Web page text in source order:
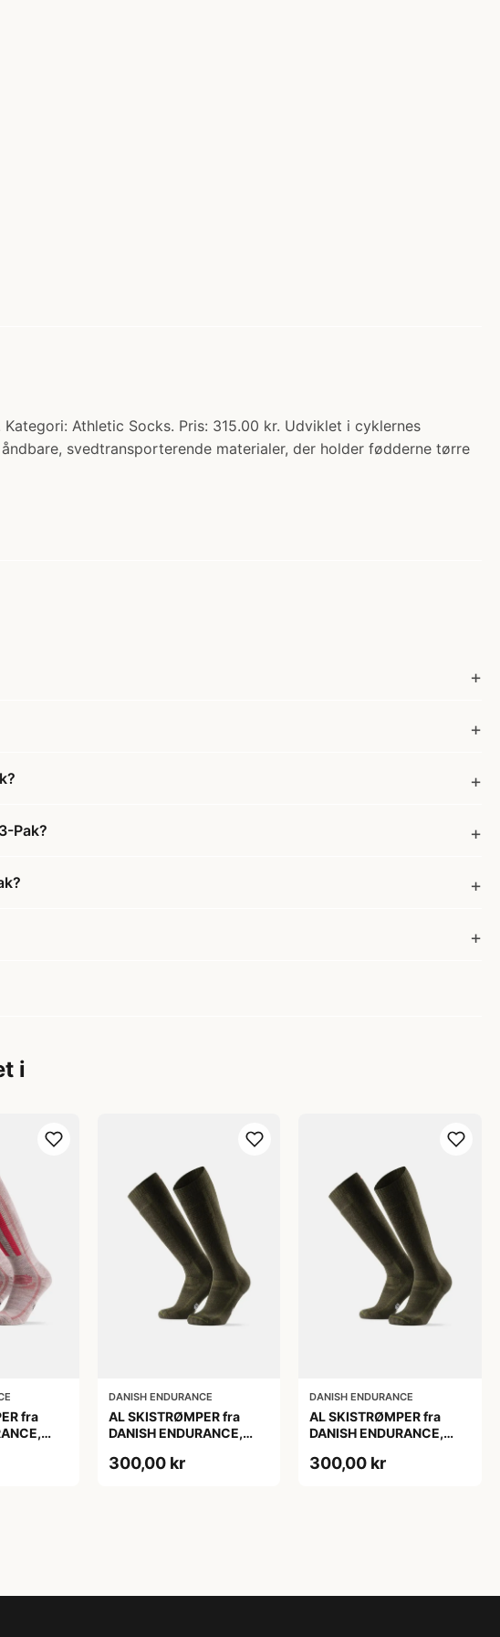
Kategori: Athletic Socks. Pris: 315.00 kr. Udviklet i cyklernes
svedtransporterende materialer, der holder fødderne tørre
Pak?
i
fra
DANISH ENDURANCE
AL SKISTRØMPER fra
DANISH ENDURANCE,
300,00 kr
DANISH ENDURANCE
AL SKISTRØMPER fra
DANISH ENDURANCE,
300,00 kr